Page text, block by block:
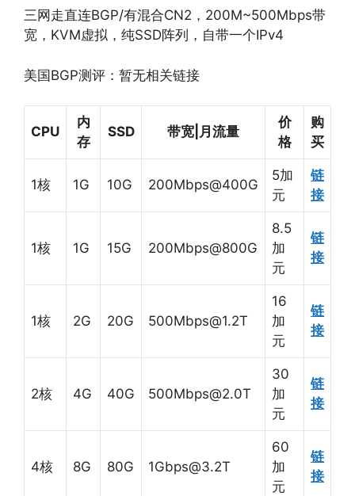
三网走直连BGP/有混合CN2，200M~500Mbps带
宽，KVM虚拟，纯SSD阵列，自带一个IPv4
美国BGP测评：暂无相关链接
CPU
内
存
SSD 带宽|月流量
价
格
购
买
1核 1G 10G 200Mbps@400G
5加
元
链
接
1核 1G 15G 200Mbps@800G
8.5
加
元
链
接
1核 2G 20G 500Mbps@1.2T
16
加
元
链
接
2核 4G 40G 500Mbps@2.0T
30
加
元
链
接
4核 8G 80G 1Gbps@3.2T
60
加
元
链
接